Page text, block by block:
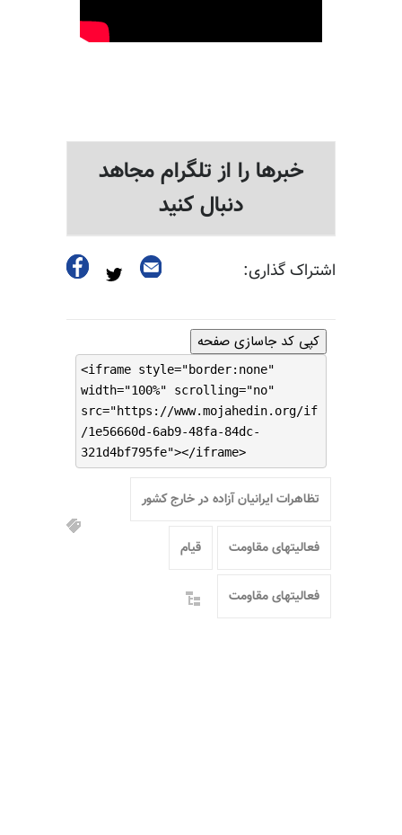
خبرها را از تلگرام مجاهد
دنبال کنید
اشتراک گذاری:
کپی کد جاسازی صفحه
<iframe style="border:none"
width="100%" scrolling="no"
src="https://www.mojahedin.org/if
/1e56660d-6ab9-48fa-84dc-
321d4bf795fe"></iframe>
تظاهرات ایرانیان آزاده در خارج کشور
فعالیتهای مقاومت قیام
فعالیتهای مقاومت